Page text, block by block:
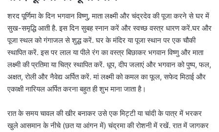
शरद पूर्णिमा के दिन भगवान विष्णु, माता लक्ष्मी और चंद्रदेव की पूजा करने से घर में
सुख-समृद्धि आती है. इस दिन सुबह स्नान करें और स्वच्छ वस्त्र धारण करें.घर और
पूजा स्थल को गंगाजल से शुद्ध करें. घर के मंदिर या पूजा स्थान पर एक चौकी
स्थापित करें. इस पर लाल या पीले रंग का वस्त्र बिछाकर भगवान विष्णु और माता
लक्ष्मी की प्रतिमा या चित्र स्थापित करें. धूप, दीप जलाएं और भगवान को पुष्प, फल,
अक्षत, रोली और नैवेद्य अर्पित करें. मां लक्ष्मी को कमल का फूल, सफेद मिठाई और
एकाक्षी नारियल अर्पित करना बहुत ही शुभ माना जाता है।
रात के समय चावल की खीर बनाकर उसे एक मिट्टी या चांदी के पात्र में भरकर
खुले आसमान के नीचे (छत या आंगन में) चंद्रमा की रोशनी में रखें. रात में जागकर